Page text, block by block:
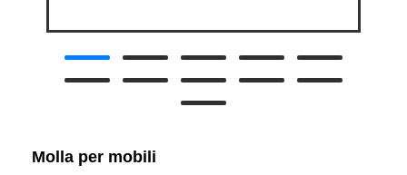
Molla per mobili